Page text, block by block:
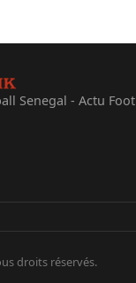
Senegal - Actu Foot
droits réservés.